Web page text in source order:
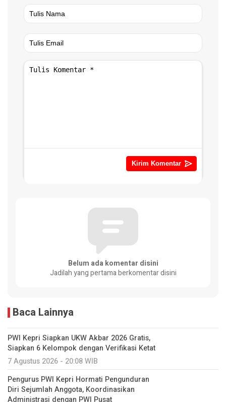
Belum ada komentar disini
Jadilah yang pertama berkomentar disini
Baca Lainnya
PWI Kepri Siapkan UKW Akbar 2026 Gratis,
Siapkan 6 Kelompok dengan Verifikasi Ketat
7 Agustus 2026 - 20:08 WIB
Pengurus PWI Kepri Hormati Pengunduran
Diri Sejumlah Anggota, Koordinasikan
Administrasi dengan PWI Pusat